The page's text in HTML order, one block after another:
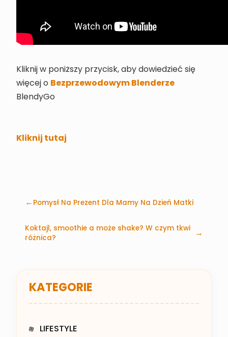
Kliknij w poniższy przycisk, aby dowiedzieć się
więcej o Bezprzewodowym Blenderze
BlendyGo
Kliknij tutaj
Pomysł Na Prezent Dla Mamy Na Dzień Matki
Koktajl, smoothie a może shake? W czym tkwi
różnica?
KATEGORIE
LIFESTYLE